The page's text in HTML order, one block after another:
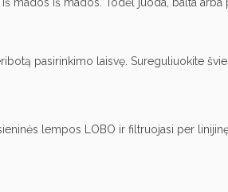
pasirinkimo laisvę. Sureguliuokite
lempos LOBO ir filtruojasi per